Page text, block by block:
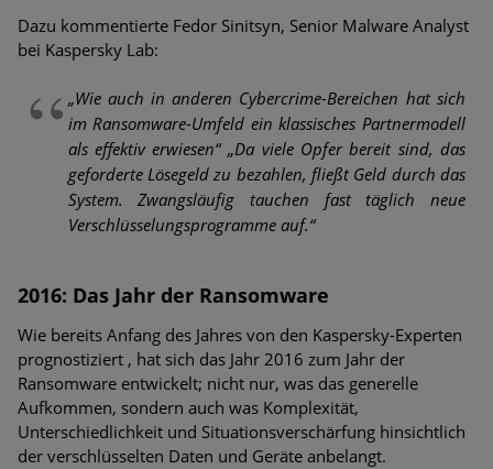
Dazu kommentierte Fedor Sinitsyn, Senior Malware Analyst
bei Kaspersky Lab:
„Wie auch in anderen Cybercrime-Bereichen hat sich
im Ransomware-Umfeld ein klassisches Partnermodell
als effektiv erwiesen“ „Da viele Opfer bereit sind, das
geforderte Lösegeld zu bezahlen, fließt Geld durch das
System. Zwangsläufig tauchen fast täglich neue
Verschlüsselungsprogramme auf.“
2016: Das Jahr der Ransomware
Wie bereits Anfang des Jahres von den Kaspersky-Experten
prognostiziert , hat sich das Jahr 2016 zum Jahr der
Ransomware entwickelt; nicht nur, was das generelle
Aufkommen, sondern auch was Komplexität,
Unterschiedlichkeit und Situationsverschärfung hinsichtlich
der verschlüsselten Daten und Geräte anbelangt.